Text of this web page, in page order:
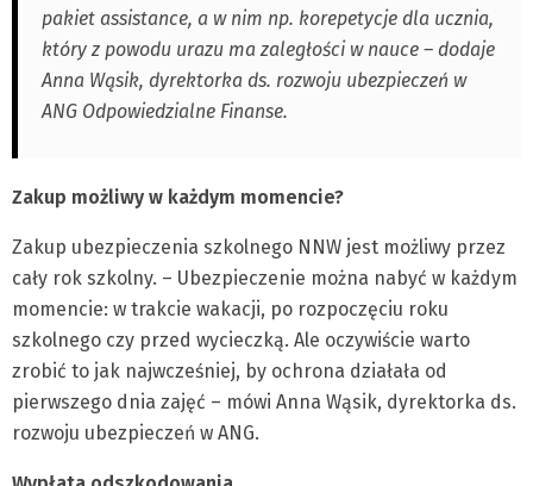
pakiet assistance, a w nim np. korepetycje dla ucznia,
który z powodu urazu ma zaległości w nauce – dodaje
Anna Wąsik, dyrektorka ds. rozwoju ubezpieczeń w
ANG Odpowiedzialne Finanse.
Zakup możliwy w każdym momencie?
Zakup ubezpieczenia szkolnego NNW jest możliwy przez
cały rok szkolny. – Ubezpieczenie można nabyć w każdym
momencie: w trakcie wakacji, po rozpoczęciu roku
szkolnego czy przed wycieczką. Ale oczywiście warto
zrobić to jak najwcześniej, by ochrona działała od
pierwszego dnia zajęć – mówi Anna Wąsik, dyrektorka ds.
rozwoju ubezpieczeń w ANG.